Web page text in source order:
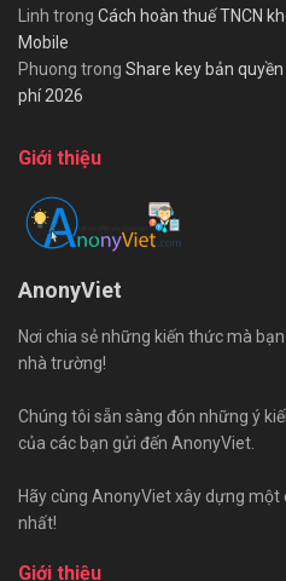
Linh trong Cách hoàn thuế TNCN
Mobile
Phuong trong Share key bản
phí 2026
Giới thiệu
AnonyViet
Nơi chia sẻ những kiến thức mà
nhà trường!
Chúng tôi sẵn sàng đón những ý
của các bạn gửi đến AnonyViet.
Hãy cùng AnonyViet xây dựng một
nhất!
Giới thiệu